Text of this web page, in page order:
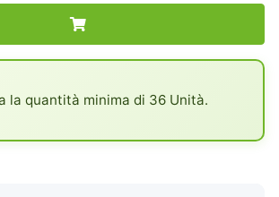
la quantità minima di 36 Unità.